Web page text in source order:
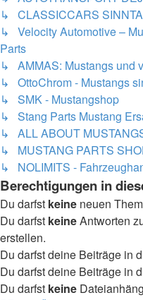
↳ CLASSICCARS
↳ Velocity Automotive –
Parts
↳ AMMAS: Mustangs und
↳ OttoChrom - Mustangs
↳ SMK - Mustangshop
↳ Stang Parts Mustang
↳ ALL ABOUT
↳ MUSTANG PARTS
↳ NOLIMITS -
Berechtigungen in
Du darfst keine neuen
Du darfst keineAntworten
erstellen.
Du darfst deine Beiträge in
Du darfst deine Beiträge in
Du darfst keine